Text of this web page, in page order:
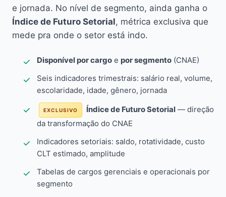
e jornada. No nível de segmento, ainda ganha o
Índice de Futuro Setorial, métrica exclusiva que
mede pra onde o setor está indo.
Disponível por cargo e por segmento (CNAE)
Seis indicadores trimestrais: salário real, volume,
escolaridade, idade, gênero, jornada
EXCLUSIVO Índice de Futuro Setorial — direção
da transformação do CNAE
Indicadores setoriais: saldo, rotatividade, custo
CLT estimado, amplitude
Tabelas de cargos gerenciais e operacionais por
segmento